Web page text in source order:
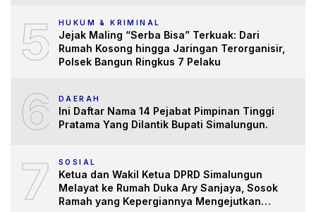
5 HUKUM & KRIMINAL
Jejak Maling “Serba Bisa” Terkuak: Dari
Rumah Kosong hingga Jaringan Terorganisir,
Polsek Bangun Ringkus 7 Pelaku
6 DAERAH
Ini Daftar Nama 14 Pejabat Pimpinan Tinggi
Pratama Yang Dilantik Bupati Simalungun.
7 SOSIAL
Ketua dan Wakil Ketua DPRD Simalungun
Melayat ke Rumah Duka Ary Sanjaya, Sosok
Ramah yang Kepergiannya Mengejutkan